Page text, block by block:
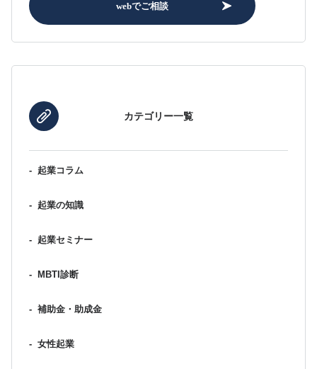
webでご相談
カテゴリー一覧
- 起業コラム
- 起業の知識
- 起業セミナー
- MBTI診断
- 補助金・助成金
- 女性起業